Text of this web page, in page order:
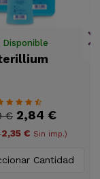
Disponible
€ 2,84 €
2,35 € Sin imp.)
Cantidad